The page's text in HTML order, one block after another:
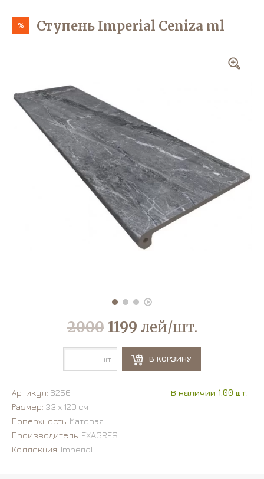
% Ступень Imperial Ceniza ml
2000 1199 лей/шт.
шт. В КОРЗИНУ
Артикул: 6256
В наличии 1.00 шт.
Размер: 33 х 120 см
Поверхность: Матовая
Производитель: EXAGRES
Коллекция: Imperial